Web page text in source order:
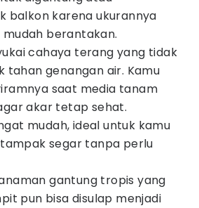
balkon karena ukurannya
berantakan.
cahaya terang yang tidak
tahan genangan air. Kamu
saat media tanam
akar tetap sehat.
mudah, ideal untuk kamu
segar tanpa perlu
gantung tropis yang
pun bisa disulap menjadi